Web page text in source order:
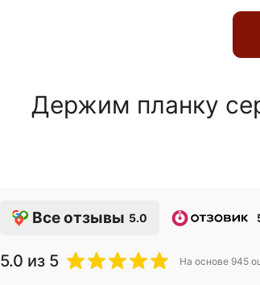
Держим планку
Все отзывы 5.0
5.0 из 5 На основе 945